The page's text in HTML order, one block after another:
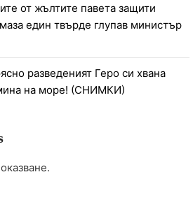
от жълтите павета защити
един твърде глупав министър
разведеният Геро си хвана
на море! (СНИМКИ)